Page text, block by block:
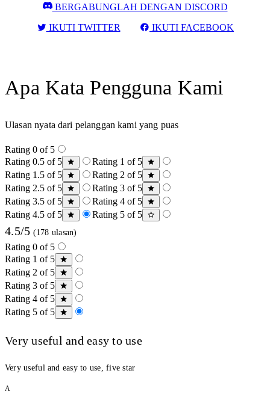
BERGABUNGLAH DENGAN DISCORD
IKUTI TWITTER
IKUTI FACEBOOK
Apa Kata Pengguna Kami
Ulasan nyata dari pelanggan kami yang puas
Rating 0 of 5
Rating 0.5 of 5
Rating 1 of 5
Rating 1.5 of 5
Rating 2 of 5
Rating 2.5 of 5
Rating 3 of 5
Rating 3.5 of 5
Rating 4 of 5
Rating 4.5 of 5
Rating 5 of 5
4.5/5 (178 ulasan)
Rating 0 of 5
Rating 1 of 5
Rating 2 of 5
Rating 3 of 5
Rating 4 of 5
Rating 5 of 5
Very useful and easy to use
Very useful and easy to use, five star
A